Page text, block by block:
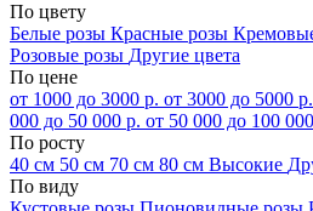
По цвету
Белые розы Красные розы
Розовые розы Другие цвета
По цене
от 1000 до 3000 р. от 3000 до 5000 р.
000 до 50 000 р. от 50 000 до 100
По росту
40 см 50 см 70 см 80 см Высокие
По виду